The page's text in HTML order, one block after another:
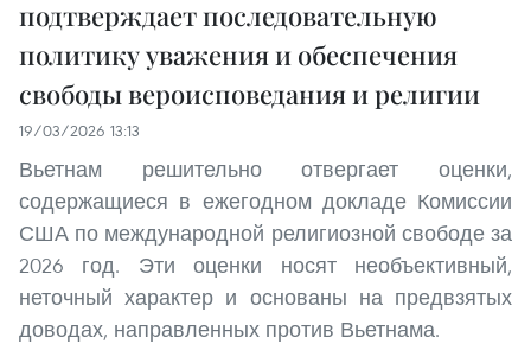
подтверждает последовательную
политику уважения и обеспечения
свободы вероисповедания и религии
19/03/2026 13:13
Вьетнам решительно отвергает оценки,
содержащиеся в ежегодном докладе Комиссии
США по международной религиозной свободе за
2026 год. Эти оценки носят необъективный,
неточный характер и основаны на предвзятых
доводах, направленных против Вьетнама.